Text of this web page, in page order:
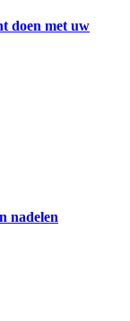
doen met uw
nadelen